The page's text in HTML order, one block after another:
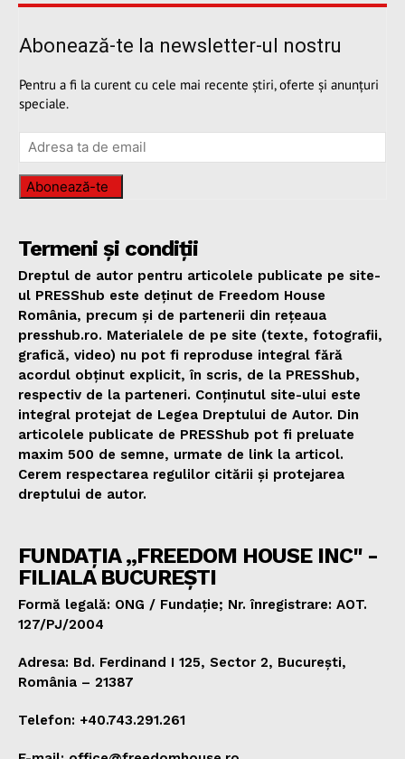
Abonează-te la newsletter-ul nostru
Pentru a fi la curent cu cele mai recente știri, oferte și anunțuri
speciale.
Abonează-te
Termeni și condiții
Dreptul de autor pentru articolele publicate pe site-
ul PRESShub este deținut de Freedom House
România, precum și de partenerii din rețeaua
presshub.ro. Materialele de pe site (texte, fotografii,
grafică, video) nu pot fi reproduse integral fără
acordul obținut explicit, în scris, de la PRESShub,
respectiv de la parteneri. Conținutul site-ului este
integral protejat de Legea Dreptului de Autor. Din
articolele publicate de PRESShub pot fi preluate
maxim 500 de semne, urmate de link la articol.
Cerem respectarea regulilor citării și protejarea
dreptului de autor.
FUNDAȚIA „FREEDOM HOUSE INC" -
FILIALA BUCUREȘTI
Formă legală: ONG / Fundație; Nr. înregistrare: AOT.
127/PJ/2004
Adresa: Bd. Ferdinand I 125, Sector 2, București,
România – 21387
Telefon: +40.743.291.261